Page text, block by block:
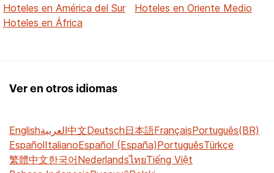
Hoteles en América del Sur
Hoteles en Oriente Medio
Hoteles en África
Ver en otros idiomas
Englishالعربية中文Deutsch日本語FrançaisPortuguês(BR)
EspañolItalianoEspañol (España)PortuguêsTürkçe
繁體中文한국어NederlandsไทยTiếng Việt